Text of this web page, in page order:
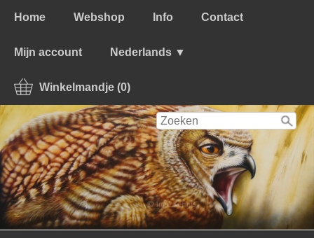
Home Webshop Info Contact
Mijn account Nederlands ▼
Winkelmandje (0)